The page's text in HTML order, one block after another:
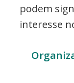
podem
interesse